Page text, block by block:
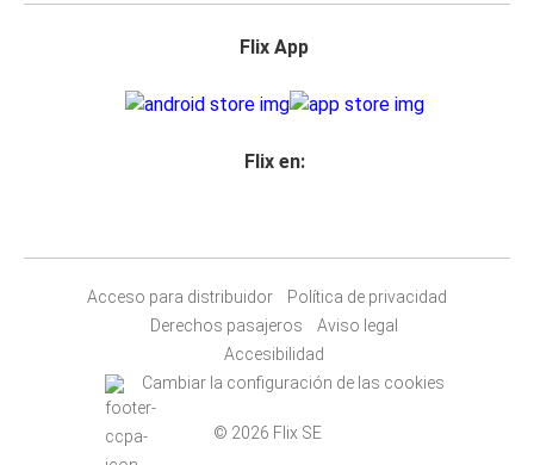
Flix App
Flix en:
Acceso para distribuidor
Política de privacidad
Derechos pasajeros
Aviso legal
Accesibilidad
Cambiar la configuración de las cookies
© 2026 Flix SE